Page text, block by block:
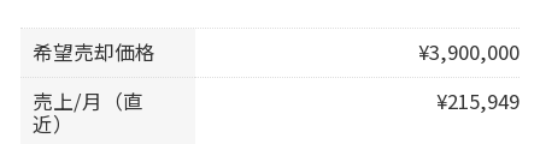
希望売却価格
¥3,900,000
売上/月（直
近）
¥215,949